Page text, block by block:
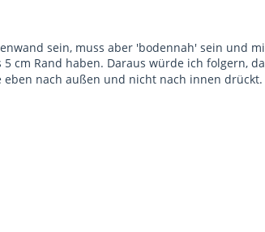
sein, muss aber 'bodennah' sein und
cm Rand haben. Daraus würde ich folgern,
eben nach außen und nicht nach innen drückt.